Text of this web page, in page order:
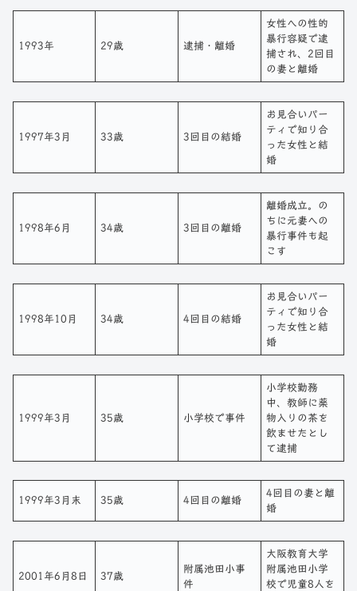
1993年 29歳 逮捕・離婚
女性への性的
暴行容疑で逮
捕され、2回目
の妻と離婚
1997年3月 33歳 3回目の結婚
お見合いパー
ティで知り合
った女性と結
婚
1998年6月 34歳 3回目の離婚
離婚成立。の
ちに元妻への
暴行事件も起
こす
1998年10月 34歳 4回目の結婚
お見合いパー
ティで知り合
った女性と結
婚
1999年3月 35歳 小学校で事件
小学校勤務
中、教師に薬
物入りの茶を
飲ませたとし
て逮捕
1999年3月末 35歳 4回目の離婚
4回目の妻と離
婚
2001年6月8日 37歳
附属池田小事
件
大阪教育大学
附属池田小学
校で児童8人を